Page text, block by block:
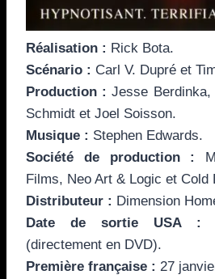
Réalisation : Rick Bota.
Scénario : Carl V. Dupré et
Production : Jesse Berdinka,
Schmidt et Joel Soisson.
Musique : Stephen Edwards.
Société de production :
Films, Neo Art & Logic et Cold
Distributeur : Dimension
Date de sortie USA :
(directement en DVD).
Première française : 27